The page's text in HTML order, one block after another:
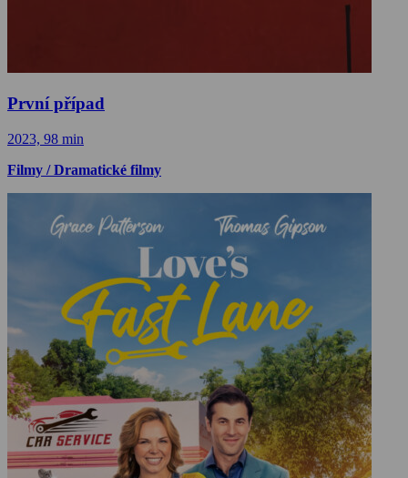
První případ
2023, 98 min
Filmy / Dramatické filmy